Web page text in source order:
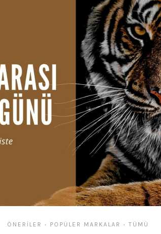
ÖNERILER • POPÜLER MARKALAR • TÜMÜ